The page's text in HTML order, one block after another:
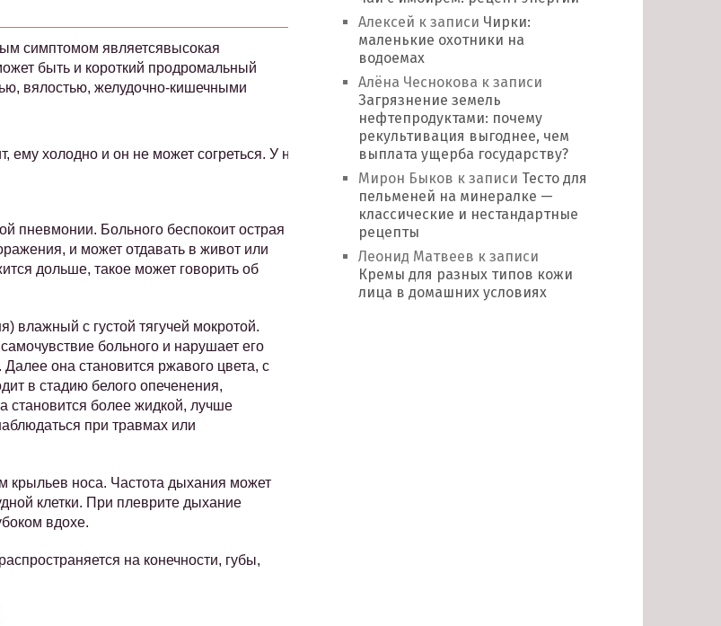
симптомом являетсявысокая
быть и короткий продромальный
вялостью, желудочно-кишечными
холодно и он не может согреться. У него
пневмонии. Больного беспокоит острая
и может отдавать в живот или
дольше, такое может говорить об
влажный с густой тягучей мокротой.
больного и нарушает его
она становится ржавого цвета, с
в стадию белого опеченения,
становится более жидкой, лучше
при травмах или
крыльев носа. Частота дыхания может
клетки. При плеврите дыхание
вдохе.
на конечности, губы,
Алексей к записи Чирки:
маленькие охотники на
водоемах
Алёна Чеснокова к записи
Загрязнение земель
нефтепродуктами: почему
рекультивация выгоднее, чем
выплата ущерба государству?
Мирон Быков к записи Тесто для
пельменей на минералке —
классические и нестандартные
рецепты
Леонид Матвеев к записи
Кремы для разных типов кожи
лица в домашних условиях